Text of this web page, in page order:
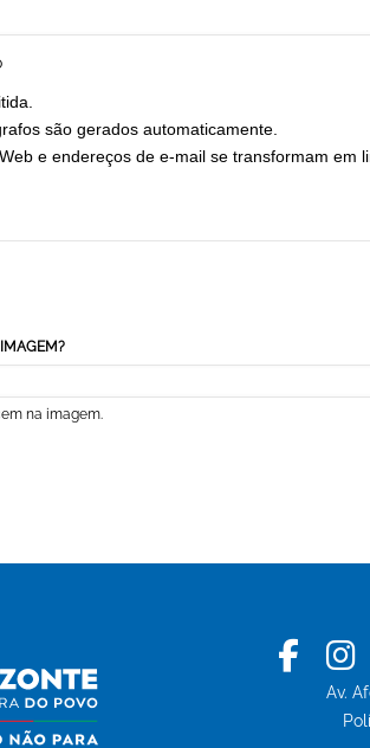
são gerados automaticamente.
e endereços de e-mail se transformam em
na imagem.
Av.